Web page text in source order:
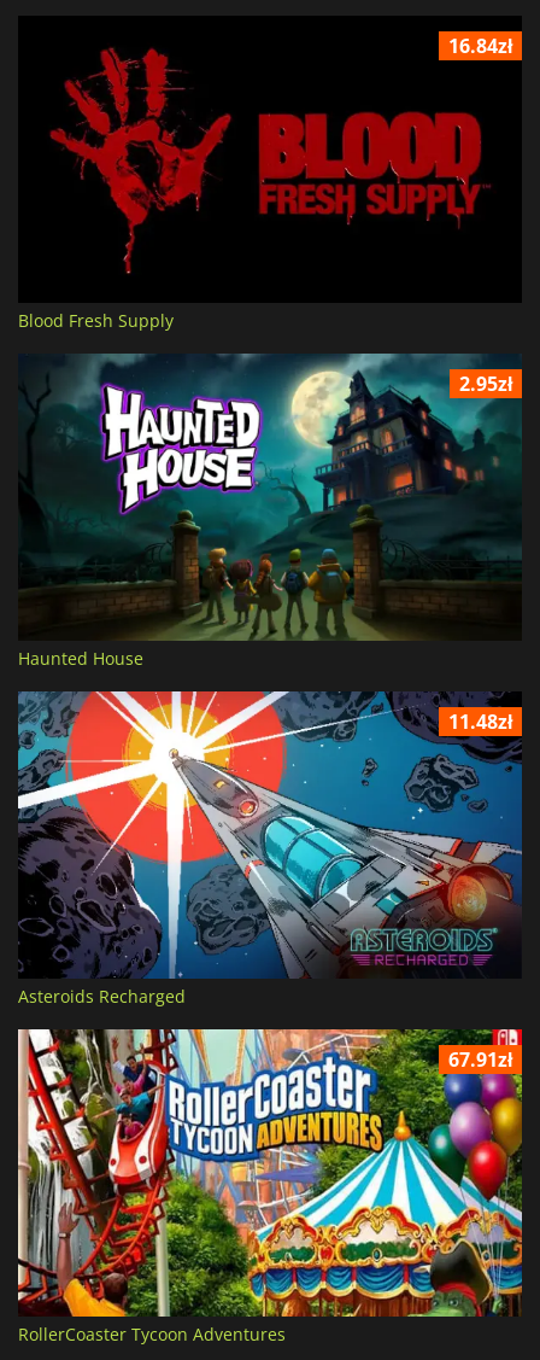
16.84zł
Blood Fresh Supply
2.95zł
Haunted House
11.48zł
Asteroids Recharged
67.91zł
RollerCoaster Tycoon Adventures